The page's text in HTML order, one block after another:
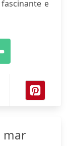
e
mar